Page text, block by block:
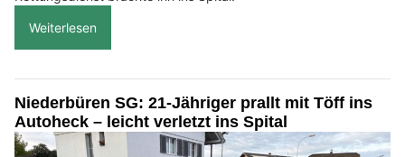
Weiterlesen
Niederbüren SG: 21-Jähriger prallt mit Töff ins
Autoheck – leicht verletzt ins Spital